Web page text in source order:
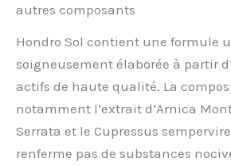
autres composants
Hondro Sol contient une formule
soigneusement élaborée à partir
actifs de haute qualité. La
notamment l’extrait d’Arnica
Serrata et le Cupressus
renferme pas de substances